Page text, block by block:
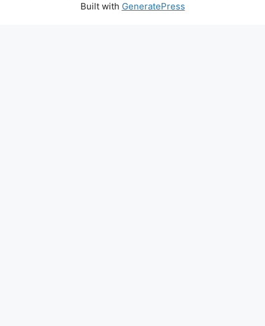
Built with GeneratePress